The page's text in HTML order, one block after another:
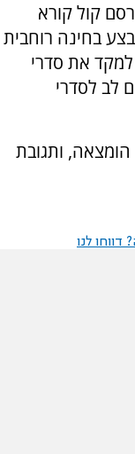
קול קורא
לבצע בחינה רוחבית
את סדרי
לב לסדרי
ותגובת
לנו